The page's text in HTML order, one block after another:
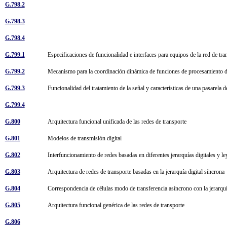
G.798.2
G.798.3
G.798.4
G.799.1 Especificaciones de funcionalidad e interfaces para equipos de la red de
G.799.2 Mecanismo para la coordinación dinámica de funciones de procesamiento
G.799.3 Funcionalidad del tratamiento de la señal y características de una
G.799.4
G.800 Arquitectura funcional unificada de las redes de transporte
G.801 Modelos de transmisión digital
G.802 Interfuncionamiento de redes basadas en diferentes jerarquías digitales y
G.803 Arquitectura de redes de transporte basadas en la jerarquía digital síncrona
G.804 Correspondencia de células modo de transferencia asíncrono con la
G.805 Arquitectura funcional genérica de las redes de transporte
G.806